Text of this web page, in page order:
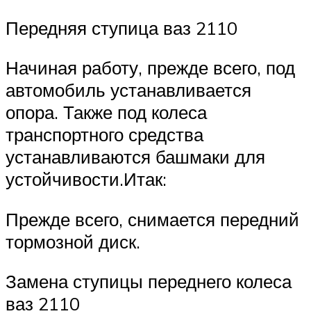
Передняя ступица ваз 2110
Начиная работу, прежде всего, под
автомобиль устанавливается
опора. Также под колеса
транспортного средства
устанавливаются башмаки для
устойчивости.Итак:
Прежде всего, снимается передний
тормозной диск.
Замена ступицы переднего колеса
ваз 2110